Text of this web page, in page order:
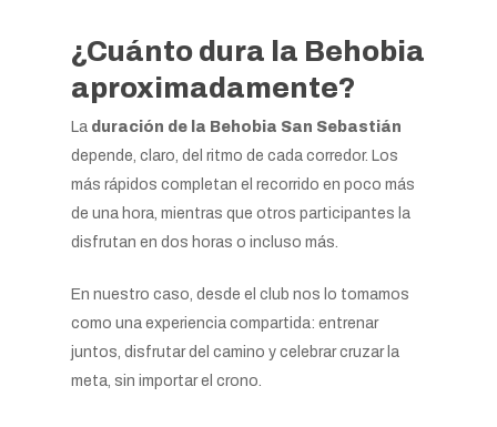
¿Cuánto dura la Behobia
aproximadamente?
La duración de la Behobia San Sebastián
depende, claro, del ritmo de cada corredor. Los
más rápidos completan el recorrido en poco más
de una hora, mientras que otros participantes la
disfrutan en dos horas o incluso más.
En nuestro caso, desde el club nos lo tomamos
como una experiencia compartida: entrenar
juntos, disfrutar del camino y celebrar cruzar la
meta, sin importar el crono.